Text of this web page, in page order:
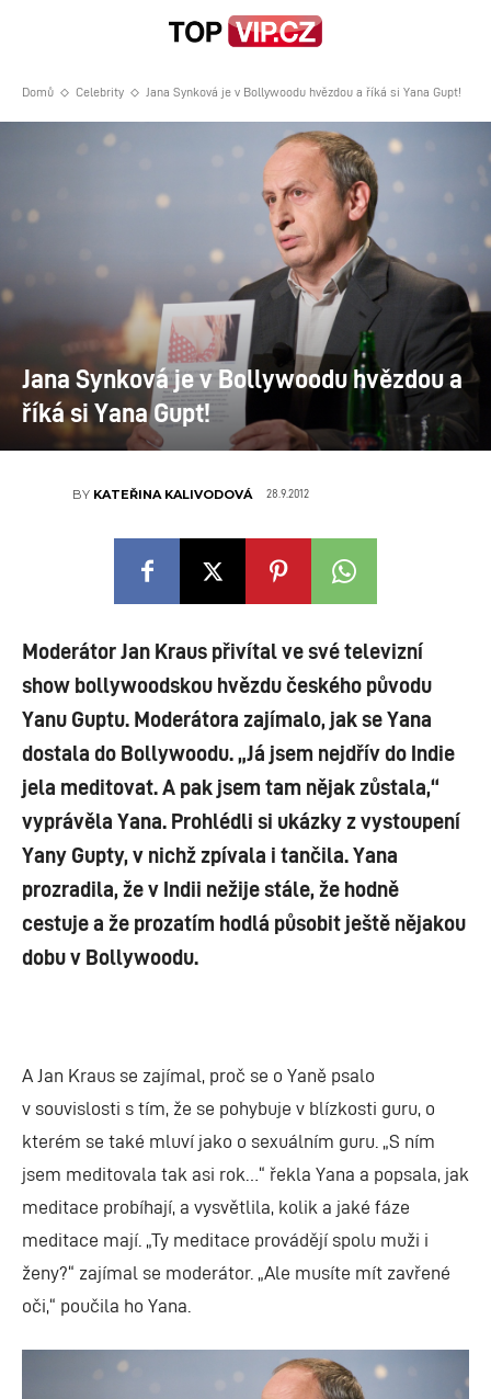
Domů Celebrity Jana Synková je v Bollywoodu hvězdou a říká si Yana Gupt!
Jana Synková je v Bollywoodu hvězdou a
říká si Yana Gupt!
BY KATEŘINA KALIVODOVÁ 28.9.2012
Moderátor Jan Kraus přivítal ve své televizní
show bollywoodskou hvězdu českého původu
Yanu Guptu. Moderátora zajímalo, jak se Yana
dostala do Bollywoodu. „Já jsem nejdřív do Indie
jela meditovat. A pak jsem tam nějak zůstala,“
vyprávěla Yana. Prohlédli si ukázky z vystoupení
Yany Gupty, v nichž zpívala i tančila. Yana
prozradila, že v Indii nežije stále, že hodně
cestuje a že prozatím hodlá působit ještě nějakou
dobu v Bollywoodu.
A Jan Kraus se zajímal, proč se o Yaně psalo
v souvislosti s tím, že se pohybuje v blízkosti guru, o
kterém se také mluví jako o sexuálním guru. „S ním
jsem meditovala tak asi rok…“ řekla Yana a popsala, jak
meditace probíhají, a vysvětlila, kolik a jaké fáze
meditace mají. „Ty meditace provádějí spolu muži i
ženy?“ zajímal se moderátor. „Ale musíte mít zavřené
oči,“ poučila ho Yana.